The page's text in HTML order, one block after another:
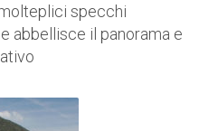
specchi
abbellisce il panorama e